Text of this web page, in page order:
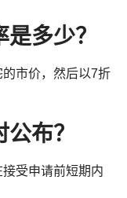
多少？
市价，然后以7折
布？
受申请前短期内